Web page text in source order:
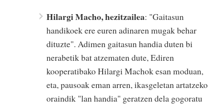
Hilargi Macho, hezitzailea: "Gaitasun
handikoek ere euren adinaren mugak behar
dituzte". Adimen gaitasun handia duten bi
nerabetik bat atzematen dute, Ediren
kooperatibako Hilargi Machok esan moduan,
eta, pausoak eman arren, ikasgeletan artatzeko
oraindik "lan handia" geratzen dela gogoratu